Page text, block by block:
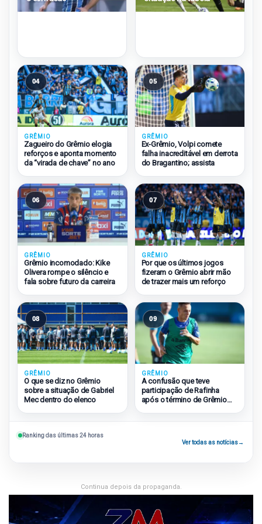
04
GRÊMIO
Zagueiro do Grêmio elogia
reforços e aponta momento
da “virada de chave” no ano
05
GRÊMIO
Ex-Grêmio, Volpi comete
falha inacreditável em derrota
do Bragantino; assista
06
GRÊMIO
Grêmio incomodado: Kike
Olivera rompe o silêncio e
fala sobre futuro da carreira
07
GRÊMIO
Por que os últimos jogos
fizeram o Grêmio abrir mão
de trazer mais um reforço
08
GRÊMIO
O que se diz no Grêmio
sobre a situação de Gabriel
Mec dentro do elenco
09
GRÊMIO
A confusão que teve
participação de Rafinha
após o término de Grêmio
Ranking das últimas 24 horas
Ver todas as notícias→
Continua depois da propaganda.